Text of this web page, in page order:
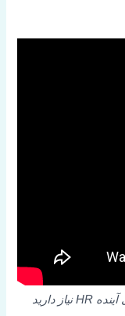
برای یادگیری هر چیزی که در مورد مهارت های آینده HR نیاز دارید